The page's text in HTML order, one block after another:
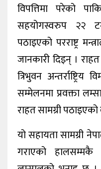
विपत्तिमा परेको
सहयोगस्वरुप २२
पठाइएको परराष्ट्र
जानकारी दिइन् ।
त्रिभुवन
सम्मेलनमा प्रवक्ता
राहत सामग्री
यो सहायता सामग्री
गराएको हालसम्मकै